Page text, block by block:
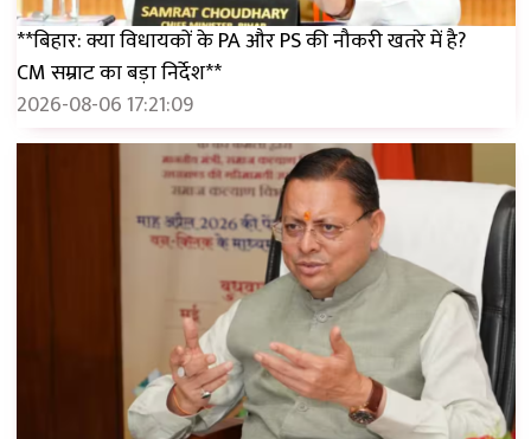
**बिहार: क्या विधायकों के PA और PS की नौकरी खतरे में है?
CM सम्राट का बड़ा निर्देश**
2026-08-06 17:21:09